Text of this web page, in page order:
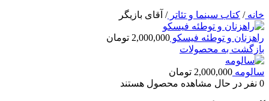
خانه/ کتاب سینما و تئاتر/ آقای بازیگر
راهزنان و توطئه فیسکو 2,000,000 تومان
بازگشت به محصولات
سالومه 2,000,000 تومان
0 نفر در حال مشاهده محصول هستند